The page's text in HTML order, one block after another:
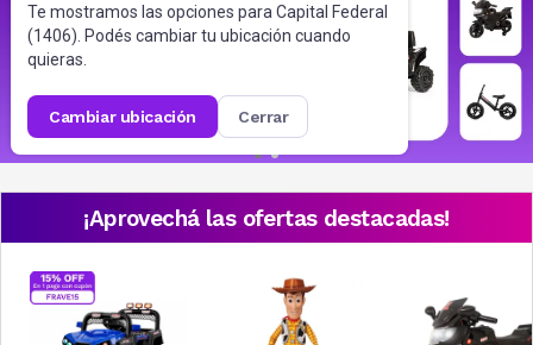
Te mostramos las opciones para Capital Federal
(1406). Podés cambiar tu ubicación cuando
quieras.
cambiar ubicación cerrar
¡Aprovechá las ofertas destacadas!